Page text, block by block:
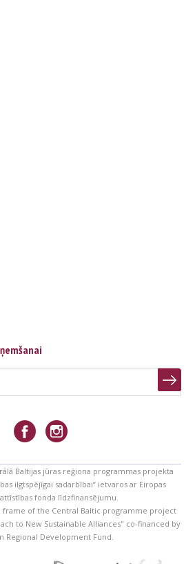
Baltijas jūras reģiona programmas projekta
ilgtspējīgai sadarbībai” ietvaros ar Eiropas
fonda līdzfinansējumu.
of the Central Baltic programme project
to New Sustainable Alliances" co-financed by
Regional Development Fund.